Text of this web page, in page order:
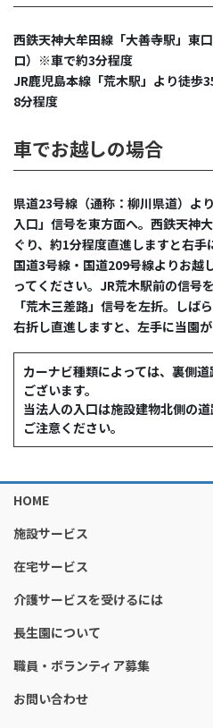
西鉄天神大牟田線「大善寺駅」東
ロ）※車で約3分程度
JR鹿児島本線「荒木駅」より徒
8分程度
車でお越しの場合
県道23号線（通称：柳川県道）よ
入口」信号を東方面へ。西鉄天神
ぐり、約1分程度直進しますと右手
国道3号線・国道209号線よりお越
ってください。JR荒木駅前の信号
「荒木三差路」信号を左折。しば
右折し直進しますと、左手に当園が
カーナビ種類によっては、裏側
ございます。
当法人の入口は施設建物北側の道
ご注意ください。
HOME
施設サービス
在宅サービス
介護サービスを受けるには
長生園について
職員・ボランティア募集
お問い合わせ